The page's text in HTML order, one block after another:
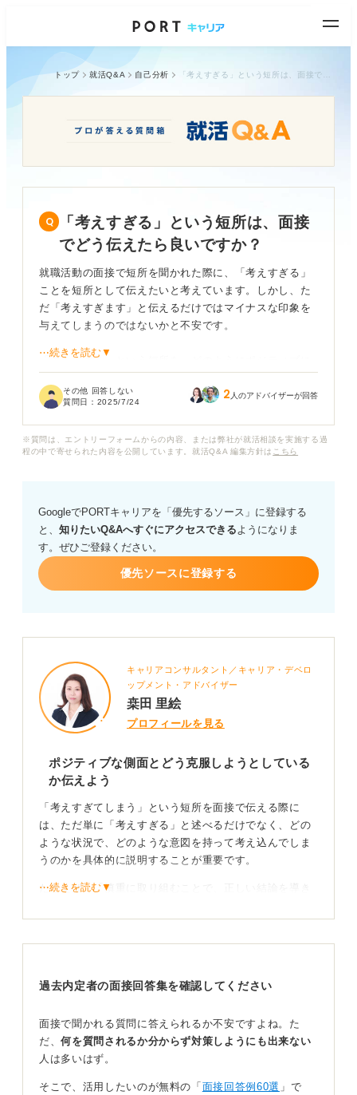
トップ 就活Q&A 自己分析
「考えすぎる」という短所は、面接
でどう伝えたら良いですか？
就職活動の面接で短所を聞かれた際に、「考えすぎる」
ことを短所として伝えたいと考えています。しかし、た
だ「考えすぎます」と伝えるだけではマイナスな印象を
与えてしまうのではないかと不安です。
「考えすぎる」という短所を、どのようにポジティブに
るために具体的に取り組んでいることや、仕事でどのよ
ます。
⋯続きを読む▼
その他 回答しない
質問日： 2025/7/24 2 人のアドバイザーが回答
※質問は、エントリーフォームからの内容、または弊社が就活相談を実施する過
程の中で寄せられた内容を公開しています。就活Q&A 編集方針は こちら
GoogleでPORTキャリアを「優先するソース」に登録する
と、 知りたいQ&Aへすぐにアクセスできるようになりま
す。ぜひご登録ください。
優先ソースに登録する
キャリアコンサルタント／キャリア・デベロ
ップメント・アドバイザー
桒田 里絵
プロフィールを見る
ポジティブな側面とどう克服しようとしている
か伝えよう
「考えすぎてしまう」という短所を面接で伝える際に
は、ただ単に「考えすぎる」と述べるだけでなく、どの
ような状況で、どのような意図を持って考え込んでしま
うのかを具体的に説明することが重要です。
たとえば、「慎重に取り組むことで、正しい結論を導き
持つポジティブな側面や、どのように克服しようとして
仕事に活かせる部分を深掘りして建設的に伝える工
自分のこの短所が、どのように仕事に活かせるのか、た
とえばリスクを事前に察知できる、多角的に物事を検討
できるなど、活かせるポイントを深掘りしてみてくださ
⋯続きを読む▼
過去内定者の面接回答集を確認してください
面接で聞かれる質問に答えられるか不安ですよね。た
だ、何を質問されるか分からず対策しようにも出来ない
人は多いはず。
そこで、活用したいのが無料の「 面接回答例60選 」で